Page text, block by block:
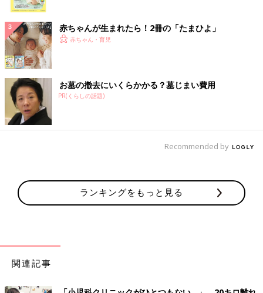
赤ちゃんが生まれたら！2冊の「たまひよ」
赤ちゃん・育児
お墓の撤去にいくらかかる？墓じまい費用
PR(くらしの話題)
Recommended by
ランキングをもっと見る
関連記事